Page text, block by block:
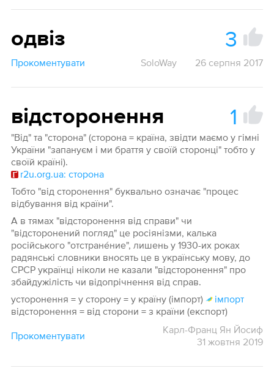
одвіз 3
Прокоментувати SoloWay 26 серпня 2017
відсторонення 1
"Від" та "сторона" (сторона = країна, звідти маємо у гімні
України "запануєм і ми браття у своїй сторонці" тобто у
своїй країні).
r2u.org.ua: сторона
Тобто "від сторонення" буквально означає "процес
відбування від країни".
А в тямах "відсторонення від справи" чи
"відсторонений погляд" це росіянізми, калька
російського "отстране́ние", лишень у 1930-их роках
радянські словники вносять це в українську мову, до
СРСР українці ніколи не казали "відсторонення" про
збайдужілість чи відопрічнення від справ.
усторонення = у сторону = у країну (імпорт)
імпорт
відсторонення = від сторони = з країни (експорт)
Прокоментувати
Карл-Франц Ян Йосиф
31 жовтня 2019